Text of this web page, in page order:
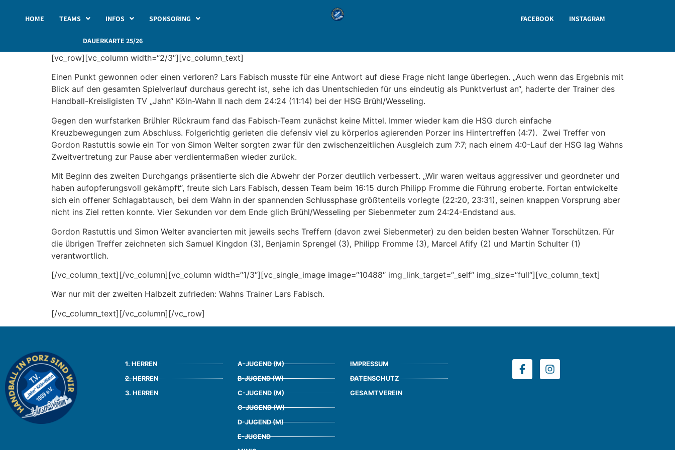
HOME TEAMS INFOS SPONSORING
DAUERKARTE 25/26
FACEBOOK INSTAGRAM
[vc_row][vc_column width=“2/3″][vc_column_text]
Einen Punkt gewonnen oder einen verloren? Lars Fabisch musste für eine Antwort auf diese Frage nicht lange überlegen. „Auch wenn das Ergebnis mit
Blick auf den gesamten Spielverlauf durchaus gerecht ist, sehe ich das Unentschieden für uns eindeutig als Punktverlust an“, haderte der Trainer des
Handball-Kreisligisten TV „Jahn“ Köln-Wahn II nach dem 24:24 (11:14) bei der HSG Brühl/Wesseling.
Gegen den wurfstarken Brühler Rückraum fand das Fabisch-Team zunächst keine Mittel. Immer wieder kam die HSG durch einfache
Kreuzbewegungen zum Abschluss. Folgerichtig gerieten die defensiv viel zu körperlos agierenden Porzer ins Hintertreffen (4:7). Zwei Treffer von
Gordon Rastuttis sowie ein Tor von Simon Welter sorgten zwar für den zwischenzeitlichen Ausgleich zum 7:7; nach einem 4:0-Lauf der HSG lag Wahns
Zweitvertretung zur Pause aber verdientermaßen wieder zurück.
Mit Beginn des zweiten Durchgangs präsentierte sich die Abwehr der Porzer deutlich verbessert. „Wir waren weitaus aggressiver und geordneter und
haben aufopferungsvoll gekämpft“, freute sich Lars Fabisch, dessen Team beim 16:15 durch Philipp Fromme die Führung eroberte. Fortan entwickelte
sich ein offener Schlagabtausch, bei dem Wahn in der spannenden Schlussphase größtenteils vorlegte (22:20, 23:31), seinen knappen Vorsprung aber
nicht ins Ziel retten konnte. Vier Sekunden vor dem Ende glich Brühl/Wesseling per Siebenmeter zum 24:24-Endstand aus.
Gordon Rastuttis und Simon Welter avancierten mit jeweils sechs Treffern (davon zwei Siebenmeter) zu den beiden besten Wahner Torschützen. Für
die übrigen Treffer zeichneten sich Samuel Kingdon (3), Benjamin Sprengel (3), Philipp Fromme (3), Marcel Afify (2) und Martin Schulter (1)
verantwortlich.
[/vc_column_text][/vc_column][vc_column width=“1/3″][vc_single_image image=“10488″ img_link_target=“_self“ img_size=“full“][vc_column_text]
War nur mit der zweiten Halbzeit zufrieden: Wahns Trainer Lars Fabisch.
[/vc_column_text][/vc_column][/vc_row]
1. HERREN
2. HERREN
3. HERREN
A-JUGEND (M)
B-JUGEND (W)
C-JUGEND (M)
C-JUGEND (W)
D-JUGEND (M)
E-JUGEND
IMPRESSUM
DATENSCHUTZ
GESAMTVEREIN